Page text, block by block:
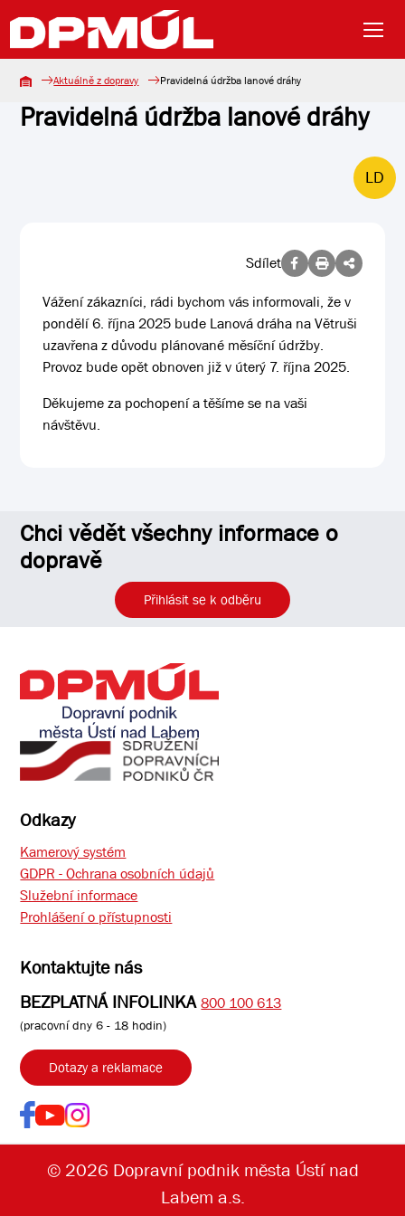
Aktuálně z dopravy Pravidelná údržba lanové dráhy
Pravidelná údržba lanové dráhy
LD
Sdílet
Vážení zákazníci, rádi bychom vás informovali, že v
pondělí 6. října 2025 bude Lanová dráha na Větruši
uzavřena z důvodu plánované měsíční údržby.
Provoz bude opět obnoven již v úterý 7. října 2025.
Děkujeme za pochopení a těšíme se na vaši
návštěvu.
Chci vědět všechny informace o
dopravě
Přihlásit se k odběru
Odkazy
Kamerový systém
GDPR - Ochrana osobních údajů
Služební informace
Prohlášení o přístupnosti
Kontaktujte nás
BEZPLATNÁ INFOLINKA 800 100 613
(pracovní dny 6 - 18 hodin)
Dotazy a reklamace
© 2026 Dopravní podnik města Ústí nad
Labem a.s.